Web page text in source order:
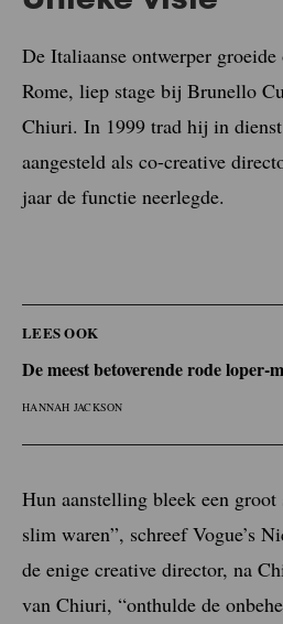
De Italiaanse ontwerper
Rome, liep stage bij Brunello
Chiuri. In 1999 trad hij in
aangesteld als co-creative
jaar de functie neerlegde.
LEES OOK
De meest betoverende rode loper-
HANNAH JACKSON
Hun aanstelling bleek een groot
slim waren”, schreef Vogue’s
de enige creative director, na
van Chiuri, “onthulde de